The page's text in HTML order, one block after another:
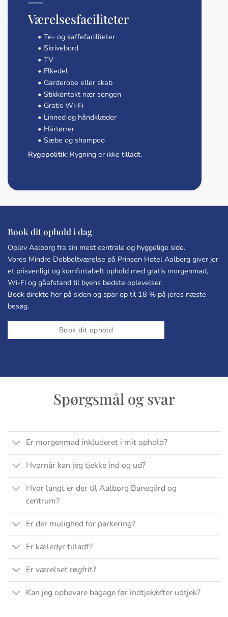
Værelsesfaciliteter
• Te- og kaffefaciliteter
• Skrivebord
• TV
• Elkedel
• Garderobe eller skab
• Stikkontakt nær sengen
• Gratis Wi-Fi
• Linned og håndklæder
• Hårtørrer
• Sæbe og shampoo
Rygepolitik: Rygning er ikke tilladt.
Book dit ophold i dag
Oplev Aalborg fra sin mest centrale og hyggelige side.
Vores Mindre Dobbeltværelse på Prinsen Hotel Aalborg giver jer
et prisvenligt og komfortabelt ophold med gratis morgenmad,
Wi-Fi og gåafstand til byens bedste oplevelser.
Book direkte her på siden og spar op til 18 % på jeres næste
besøg.
Book dit ophold
Spørgsmål og svar
Er morgenmad inkluderet i mit ophold?
Hvornår kan jeg tjekke ind og ud?
Hvor langt er der til Aalborg Banegård og
centrum?
Er der mulighed for parkering?
Er kæledyr tilladt?
Er værelset røgfrit?
Kan jeg opbevare bagage før indtjek/efter udtjek?